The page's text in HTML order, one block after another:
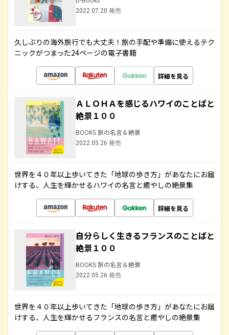
2022.07.20 発売
久しぶりの海外旅行でも大丈夫！旅の手配や準備に使えるテク
ニックがつまった24ページの電子書籍
詳細を見る
ＡＬＯＨＡを感じるハワイのことばと
絶景１００
BOOKS 旅の名言＆絶景
2022.05.26 発売
世界を４０年以上歩いてきた「地球の歩き方」があなたにお届
けする、人生を輝かせるハワイの名言と癒やしの絶景集
詳細を見る
自分らしく生きるフランスのことばと
絶景１００
BOOKS 旅の名言＆絶景
2022.05.26 発売
世界を４０年以上歩いてきた「地球の歩き方」があなたにお届
けする、人生を輝かせるフランスの名言と癒やしの絶景集